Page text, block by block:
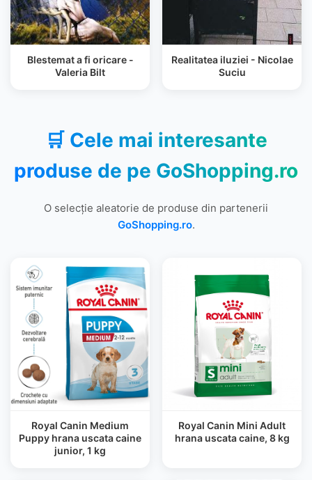
Blestemat a fi oricare -
Valeria Bilt
Realitatea iluziei - Nicolae
Suciu
🛒 Cele mai interesante
produse de pe GoShopping.ro
O selecție aleatorie de produse din partenerii
GoShopping.ro.
Royal Canin Medium
Puppy hrana uscata caine
junior, 1 kg
Royal Canin Mini Adult
hrana uscata caine, 8 kg